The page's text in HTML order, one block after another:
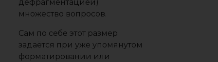
дефрагментацией)
множество вопросов.
Сам по себе этот размер
задаётся при уже упомянутом
форматировании или